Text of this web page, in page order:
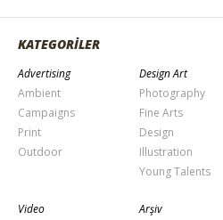
KATEGORİLER
Advertising
Ambient
Campaigns
Print
Outdoor
Design Art
Photography
Fine Arts
Design
Illustration
Young Talents
Video
Arşiv